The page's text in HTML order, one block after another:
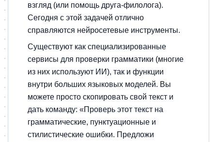
взгляд (или помощь друга-филолога).
Сегодня с этой задачей отлично
справляются нейросетевые инструменты.
Существуют как специализированные
сервисы для проверки грамматики (многие
из них используют ИИ), так и функции
внутри больших языковых моделей. Вы
можете просто скопировать свой текст и
дать команду: «Проверь этот текст на
грамматические, пунктуационные и
стилистические ошибки. Предложи